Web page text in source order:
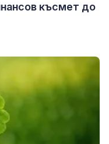
късмет до